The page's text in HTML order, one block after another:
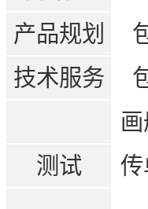
产品规划
技术服务
测试